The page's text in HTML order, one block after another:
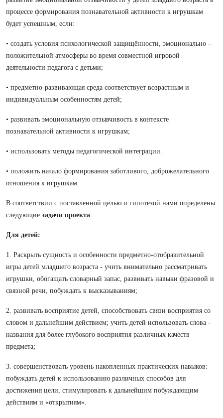
процессе формирования познавательной активности к игрушкам
будет успешным, если:
• создать условия психологической защищённости, эмоционально –
положительной атмосферы во время совместной игровой
деятельности педагога с детьми;
• предметно-развивающая среда соответствует возрастным и
индивидуальным особенностям детей;
• развивать эмоциональную отзывчивость в контексте
познавательной активности к игрушкам;
• использовать методы педагогической интеграции.
• положить начало формирования заботливого, доброжелательного
отношения к игрушкам.
В соответствии с поставленной целью и гипотезой нами определены
следующие задачи проекта:
Для детей:
1. Раскрыть сущность и особенности предметно-отобразительной
игры детей младшего возраста - учить внимательно рассматривать
игрушки, обогащать словарный запас, развивать навыки фразовой и
связной речи, побуждать к высказываниям;
2. развивать восприятие детей, способствовать связи восприятия со
словом и дальнейшим действием; учить детей использовать слова -
названия для более глубокого восприятия различных качеств
предмета;
3. совершенствовать уровень накопленных практических навыков:
побуждать детей к использованию различных способов для
достижения цели, стимулировать к дальнейшим побуждающим
действиям и «открытиям».